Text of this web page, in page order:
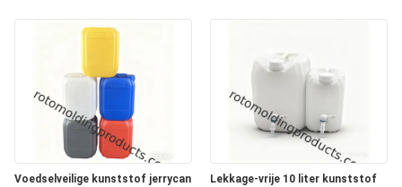
SITEMAP
PRIVACY
POLICY
Voedselveilige kunststof jerrycan
Lekkage-vrije 10 liter kunststof